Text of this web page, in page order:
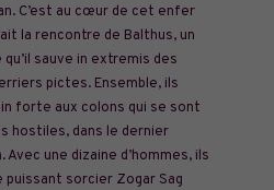
C’est au cœur de cet enfer
la rencontre de Balthus, un
sauve in extremis des
pictes. Ensemble, ils
forte aux colons qui se sont
hostiles, dans le dernier
une dizaine d’hommes, ils
sorcier Zogar Sag